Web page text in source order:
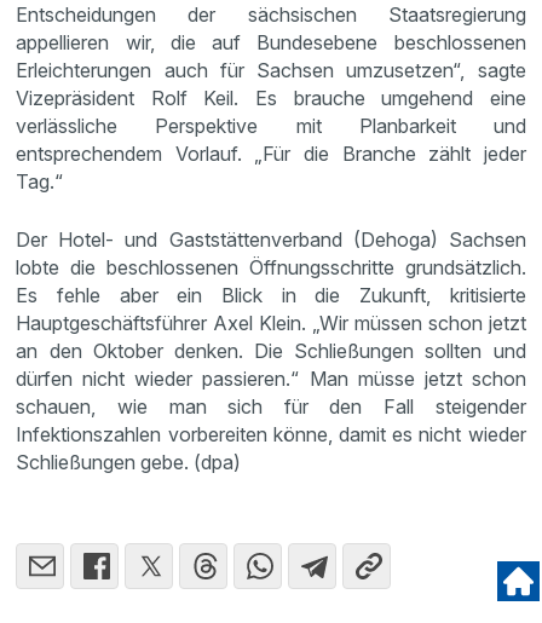
Entscheidungen der sächsischen Staatsregierung
appellieren wir, die auf Bundesebene beschlossenen
Erleichterungen auch für Sachsen umzusetzen“, sagte
Vizepräsident Rolf Keil. Es brauche umgehend eine
verlässliche Perspektive mit Planbarkeit und
entsprechendem Vorlauf. „Für die Branche zählt jeder
Tag.“
Der Hotel- und Gaststättenverband (Dehoga) Sachsen
lobte die beschlossenen Öffnungsschritte grundsätzlich.
Es fehle aber ein Blick in die Zukunft, kritisierte
Hauptgeschäftsführer Axel Klein. „Wir müssen schon jetzt
an den Oktober denken. Die Schließungen sollten und
dürfen nicht wieder passieren.“ Man müsse jetzt schon
schauen, wie man sich für den Fall steigender
Infektionszahlen vorbereiten könne, damit es nicht wieder
Schließungen gebe. (dpa)